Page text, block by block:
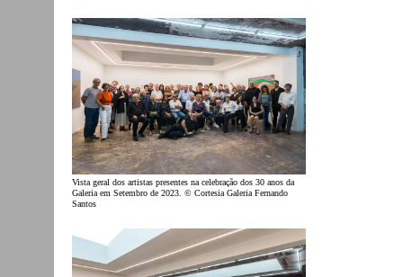
Vista geral dos artistas presentes na celebração dos 30 anos da
Galeria em Setembro de 2023. © Cortesia Galeria Fernando
Santos